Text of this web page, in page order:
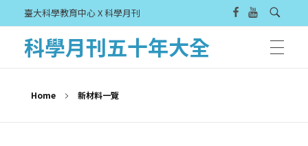
臺大科學教育中心 X 科學月刊
科學月刊五十年大全
Home 新材料一覽